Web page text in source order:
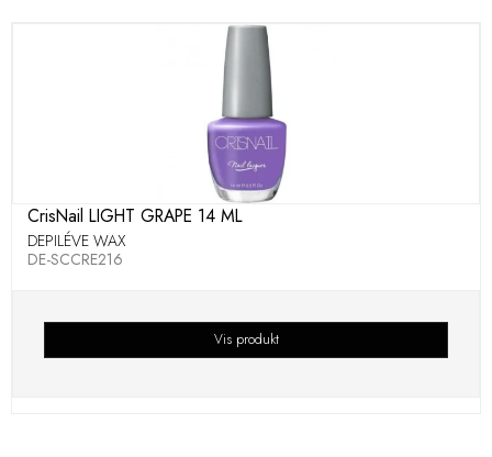
CrisNail LIGHT GRAPE 14 ML
DEPILÉVE WAX
DE-SCCRE216
Vis produkt